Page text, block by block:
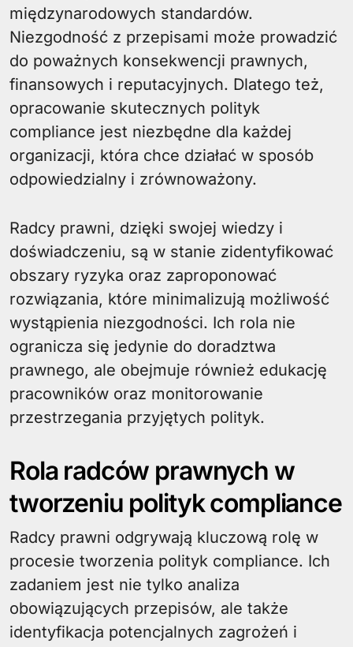
międzynarodowych standardów.
Niezgodność z przepisami może prowadzić
do poważnych konsekwencji prawnych,
finansowych i reputacyjnych. Dlatego też,
opracowanie skutecznych polityk
compliance jest niezbędne dla każdej
organizacji, która chce działać w sposób
odpowiedzialny i zrównoważony.
Radcy prawni, dzięki swojej wiedzy i
doświadczeniu, są w stanie zidentyfikować
obszary ryzyka oraz zaproponować
rozwiązania, które minimalizują możliwość
wystąpienia niezgodności. Ich rola nie
ogranicza się jedynie do doradztwa
prawnego, ale obejmuje również edukację
pracowników oraz monitorowanie
przestrzegania przyjętych polityk.
Rola radców prawnych w
tworzeniu polityk compliance
Radcy prawni odgrywają kluczową rolę w
procesie tworzenia polityk compliance. Ich
zadaniem jest nie tylko analiza
obowiązujących przepisów, ale także
identyfikacja potencjalnych zagrożeń i